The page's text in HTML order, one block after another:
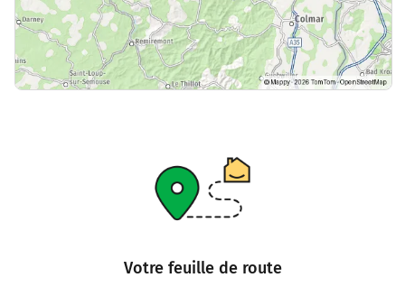
Votre feuille de route